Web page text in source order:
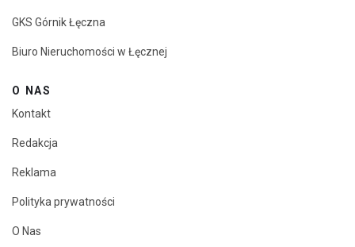
GKS Górnik Łęczna
Biuro Nieruchomości w Łęcznej
O NAS
Kontakt
Redakcja
Reklama
Polityka prywatności
O Nas